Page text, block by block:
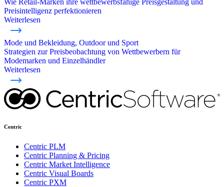
Preisintelligenz perfektionieren
Weiterlesen
Mode und Bekleidung, Outdoor und Sport
Strategien zur Preisbeobachtung von Wettbewerbern für
Modemarken und Einzelhändler
Weiterlesen
Centric
Centric PLM
Centric Planning & Pricing
Centric Market Intelligence
Centric Visual Boards
Centric PXM